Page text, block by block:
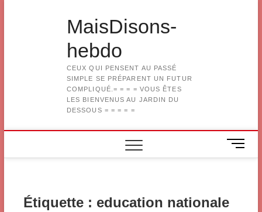
MaisDisons-
hebdo
CEUX QUI PENSENT AU PASSÉ
SIMPLE SE PRÉPARENT UN FUTUR
COMPLIQUÉ.= = = = VOUS ÊTES
LES BIENVENUS AU JARDIN DU
DESSOUS = = = = =
M
e
Étiquette : education nationale